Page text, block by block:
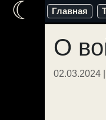
Перейти
содержимому
Главная
О
02.03.2024 |
☾